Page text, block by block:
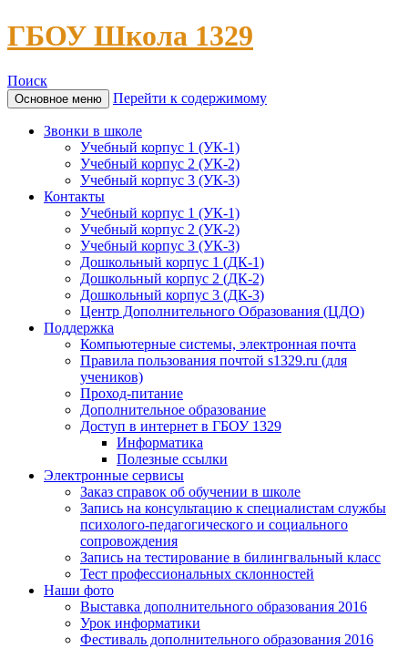
ГБОУ Школа 1329
Поиск
Основное меню Перейти к содержимому
Звонки в школе
Учебный корпус 1 (УК-1)
Учебный корпус 2 (УК-2)
Учебный корпус 3 (УК-3)
Контакты
Учебный корпус 1 (УК-1)
Учебный корпус 2 (УК-2)
Учебный корпус 3 (УК-3)
Дошкольный корпус 1 (ДК-1)
Дошкольный корпус 2 (ДК-2)
Дошкольный корпус 3 (ДК-3)
Центр Дополнительного Образования (ЦДО)
Поддержка
Компьютерные системы, электронная почта
Правила пользования почтой s1329.ru (для
учеников)
Проход-питание
Дополнительное образование
Доступ в интернет в ГБОУ 1329
Информатика
Полезные ссылки
Электронные сервисы
Заказ справок об обучении в школе
Запись на консультацию к специалистам службы
психолого-педагогического и социального
сопровождения
Запись на тестирование в билингвальный класс
Тест профессиональных склонностей
Наши фото
Выставка дополнительного образования 2016
Урок информатики
Фестиваль дополнительного образования 2016